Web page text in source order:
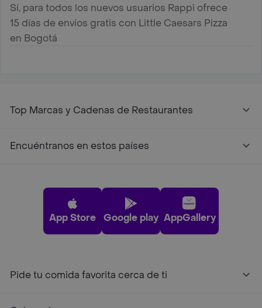
Sí, para todos los nuevos usuarios Rappi ofrece
15 días de envíos gratis con Little Caesars Pizza
en Bogotá
Top Marcas y Cadenas de Restaurantes
Encuéntranos en estos países
App Store Google play AppGallery
Pide tu comida favorita cerca de ti